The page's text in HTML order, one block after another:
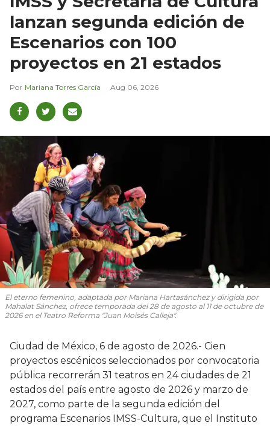
lanzan segunda edición de
Escenarios con 100
proyectos en 21 estados
Mariana Torres García Aug 06, 2026
El eterno femenino , adaptada por Mariana Hartasánchez y dirigida por
Mahalat Sánchez, ofrece temporada del 28 de agosto al 11 de octubre de
2026 en el Teatro Reforma "Juan Moisés Calleja".
Ciudad de México, 6 de agosto de 2026.- Cien
proyectos escénicos seleccionados por convocatoria
pública recorrerán 31 teatros en 24 ciudades de 21
estados del país entre agosto de 2026 y marzo de
2027, como parte de la segunda edición del
programa Escenarios IMSS-Cultura, que el Instituto